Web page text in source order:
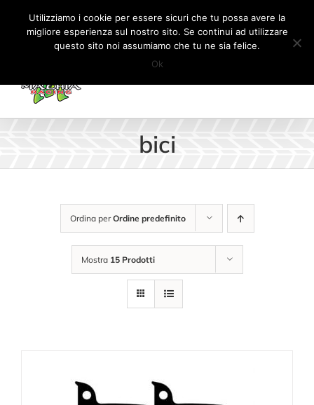
Salta
contenuto
Il mio account CARRELLO
bici
Ordina perOrdine predefinito
Mostra 15 Prodotti
Utilizziamo i cookie per essere sicuri che tu possa avere la
migliore esperienza sul nostro sito. Se continui ad utilizzare
questo sito noi assumiamo che tu ne sia felice.
Ok